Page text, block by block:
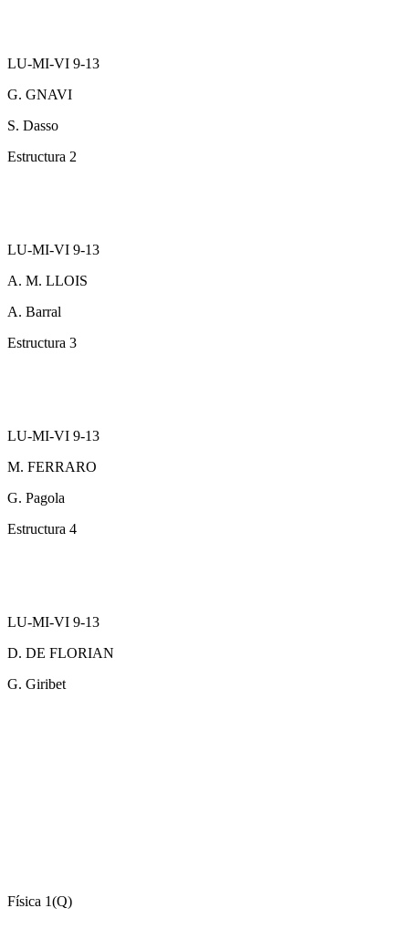
LU-MI-VI 9-13
G. GNAVI
S. Dasso
Estructura 2
LU-MI-VI 9-13
A. M. LLOIS
A. Barral
Estructura 3
LU-MI-VI 9-13
M. FERRARO
G. Pagola
Estructura 4
LU-MI-VI 9-13
D. DE FLORIAN
G. Giribet
Física 1(Q)